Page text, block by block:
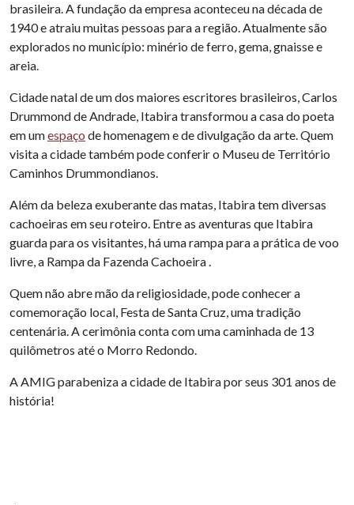
brasileira. A fundação da empresa aconteceu na década de
1940 e atraiu muitas pessoas para a região. Atualmente são
explorados no município: minério de ferro, gema, gnaisse e
areia.
Cidade natal de um dos maiores escritores brasileiros, Carlos
Drummond de Andrade, Itabira transformou a casa do poeta
em umespaço de homenagem e de divulgação da arte. Quem
visita a cidade também pode conferir o Museu de Território
Caminhos Drummondianos.
Além da beleza exuberante das matas, Itabira tem diversas
cachoeiras em seu roteiro. Entre as aventuras que Itabira
guarda para os visitantes, há uma rampa para a prática de voo
livre, a Rampa da Fazenda Cachoeira .
Quem não abre mão da religiosidade, pode conhecer a
comemoração local, Festa de Santa Cruz, uma tradição
centenária. A cerimônia conta com uma caminhada de 13
quilômetros até o Morro Redondo.
A AMIG parabeniza a cidade de Itabira por seus 301 anos de
história!